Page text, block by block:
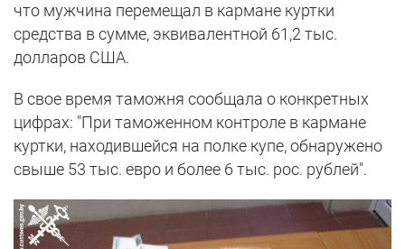
что мужчина перемещал в кармане куртки
средства в сумме, эквивалентной 61,2 тыс.
долларов США.
В свое время таможня сообщала о конкретных
цифрах: "При таможенном контроле в кармане
куртки, находившейся на полке купе, обнаружено
свыше 53 тыс. евро и более 6 тыс. рос. рублей".